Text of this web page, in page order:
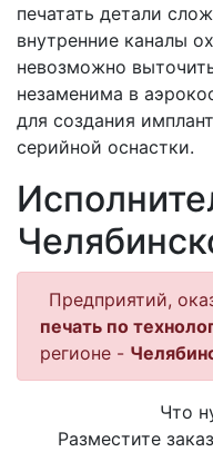
печатать детали
внутренние каналы
невозможно
незаменима в
для создания
серийной оснастки.
Предприятий,
печать по
регионе -
Что
Разместите